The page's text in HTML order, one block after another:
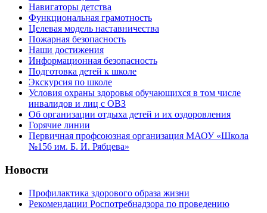
Навигаторы детства
Функциональная грамотность
Целевая модель наставничества
Пожарная безопасность
Наши достижения
Информационная безопасность
Подготовка детей к школе
Экскурсия по школе
Условия охраны здоровья обучающихся в том числе
инвалидов и лиц с ОВЗ
Об организации отдыха детей и их оздоровления
Горячие линии
Первичная профсоюзная организация МАОУ «Школа
№156 им. Б. И. Рябцева»
Новости
Профилактика здорового образа жизни
Рекомендации Роспотребнадзора по проведению